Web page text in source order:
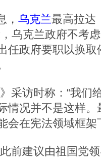
， 乌克兰最高拉达
乌克兰政府不考
任政府要职以换
采访时称：“我们
情况并不是这样
会在宪法领域框架
前建议由祖国党